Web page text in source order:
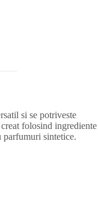
si se potriveste
folosind ingrediente
parfumuri sintetice.